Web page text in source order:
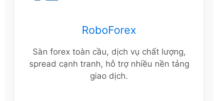
RoboForex
Sàn forex toàn cầu, dịch vụ chất lượng,
spread cạnh tranh, hỗ trợ nhiều nền tảng
giao dịch.